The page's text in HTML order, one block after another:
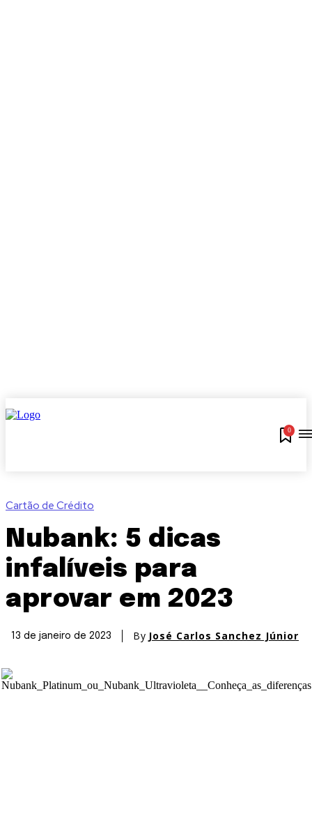
0
Cartão de Crédito
Nubank: 5 dicas
infalíveis para
aprovar em 2023
13 de janeiro de 2023 By José Carlos Sanchez Júnior